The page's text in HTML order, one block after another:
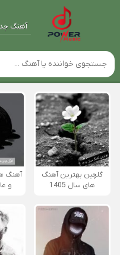
آهنگ
گلچین بهترین آهنگ
های سال 1405
آهنگ
و